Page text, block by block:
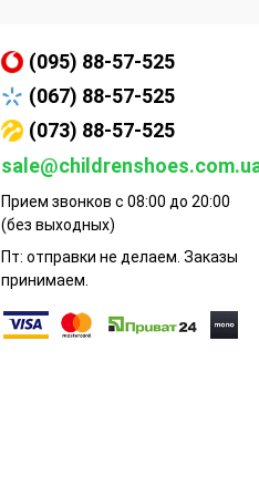
(095) 88-57-525
(067) 88-57-525
(073) 88-57-525
Прием звонков с 08:00 до 20:00
(без выходных)
Пт: отправки не делаем. Заказы
принимаем.